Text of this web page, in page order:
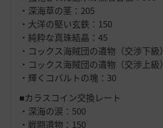
・深海草の茎：205
・大洋の堅い玄鉄：150
・純粋な真珠結晶：45
・コックス海賊団の遺物（交渉下級
・コックス海賊団の遺物（交渉上級
・輝くコバルトの塊：30
■カラスコイン交換レート
・深海の涙：500
・戦闘遺物：150